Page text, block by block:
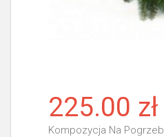
225.00 zł
Kompozycja Na Pogrzeb